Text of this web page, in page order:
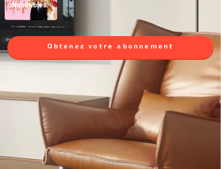
compatibles.
Obtenez votre abonnement